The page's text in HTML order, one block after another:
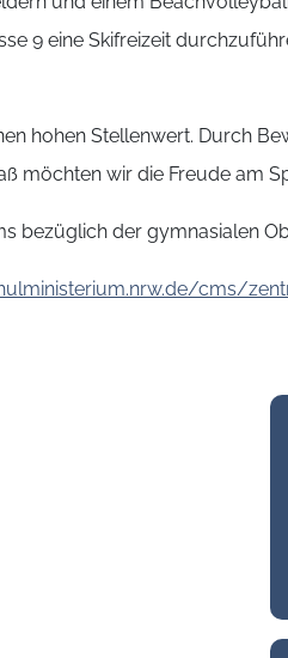
9 eine Skifreizeit
hohen Stellenwert. Durch
möchten wir die Freude am
bezüglich der gymnasialen
cms/